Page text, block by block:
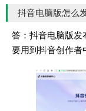
抖音电脑版怎么
答：抖音电脑版发
要用到抖音创作者